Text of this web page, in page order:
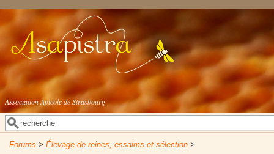
Aller au contenu principal
Association Apicole de Strasbourg
Formulaire de recherche
Rechercher
Forums > Élevage de reines, essaims et sélection >